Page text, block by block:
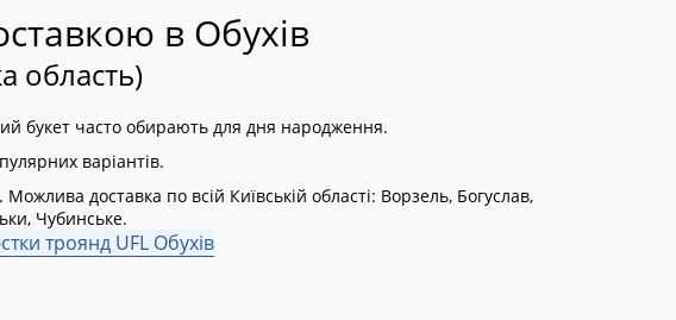
в Обухів
область)
букет часто обирають для дня народження.
варіантів.
доставка по всій Київській області: Ворзель, Богуслав,
Чубинське.
троянд UFL Обухів